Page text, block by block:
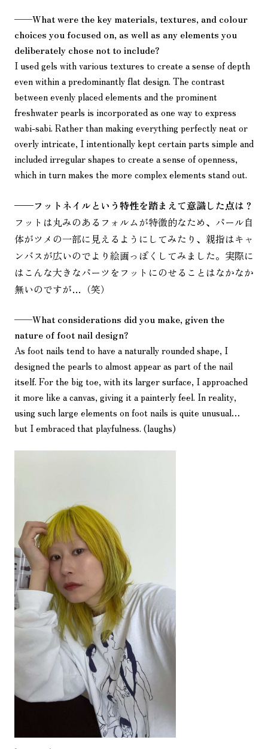
——What were the key materials, textures, and colour
choices you focused on, as well as any elements you
deliberately chose not to include?
I used gels with various textures to create a sense of depth
even within a predominantly flat design. The contrast
between evenly placed elements and the prominent
freshwater pearls is incorporated as one way to express
wabi-sabi. Rather than making everything perfectly neat or
overly intricate, I intentionally kept certain parts simple and
included irregular shapes to create a sense of openness,
which in turn makes the more complex elements stand out.
——フットネイルという特性を踏まえて意識した点は？
フットは丸みのあるフォルムが特徴的なため、パール自
体がツメの一部に見えるようにしてみたり、親指はキャ
ンバスが広いのでより絵画っぽくしてみました。実際に
はこんな大きなパーツをフットにのせることはなかなか
無いのですが…（笑）
——What considerations did you make, given the
nature of foot nail design?
As foot nails tend to have a naturally rounded shape, I
designed the pearls to almost appear as part of the nail
itself. For the big toe, with its larger surface, I approached
it more like a canvas, giving it a painterly feel. In reality,
using such large elements on foot nails is quite unusual…
but I embraced that playfulness. (laughs)